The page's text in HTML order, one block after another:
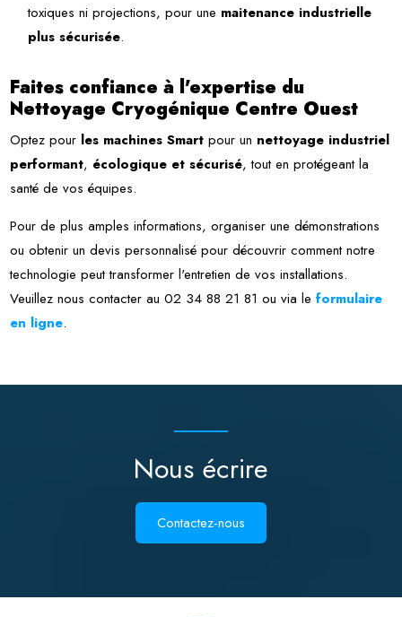
toxiques ni projections, pour une maitenance industrielle
plus sécurisée.
Faites confiance à l'expertise du
Nettoyage Cryogénique Centre Ouest
Optez pour les machines Smart pour un nettoyage industriel
performant, écologique et sécurisé, tout en protégeant la
santé de vos équipes.
Pour de plus amples informations, organiser une démonstrations
ou obtenir un devis personnalisé pour découvrir comment notre
technologie peut transformer l'entretien de vos installations.
Veuillez nous contacter au 02 34 88 21 81 ou via le formulaire
en ligne.
Nous écrire
Contactez-nous